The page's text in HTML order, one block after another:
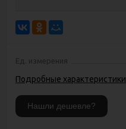
Ед. измерения
Подробные характеристики